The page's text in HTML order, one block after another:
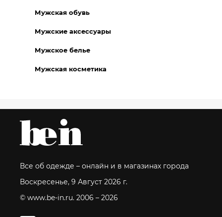
Мужская обувь
Мужские аксессуары
Мужское белье
Мужская косметика
Все об одежде – онлайн и в магазинах города
Воскресенье, 9 Август 2026 г.
© www.be-in.ru. 2006 – 2026